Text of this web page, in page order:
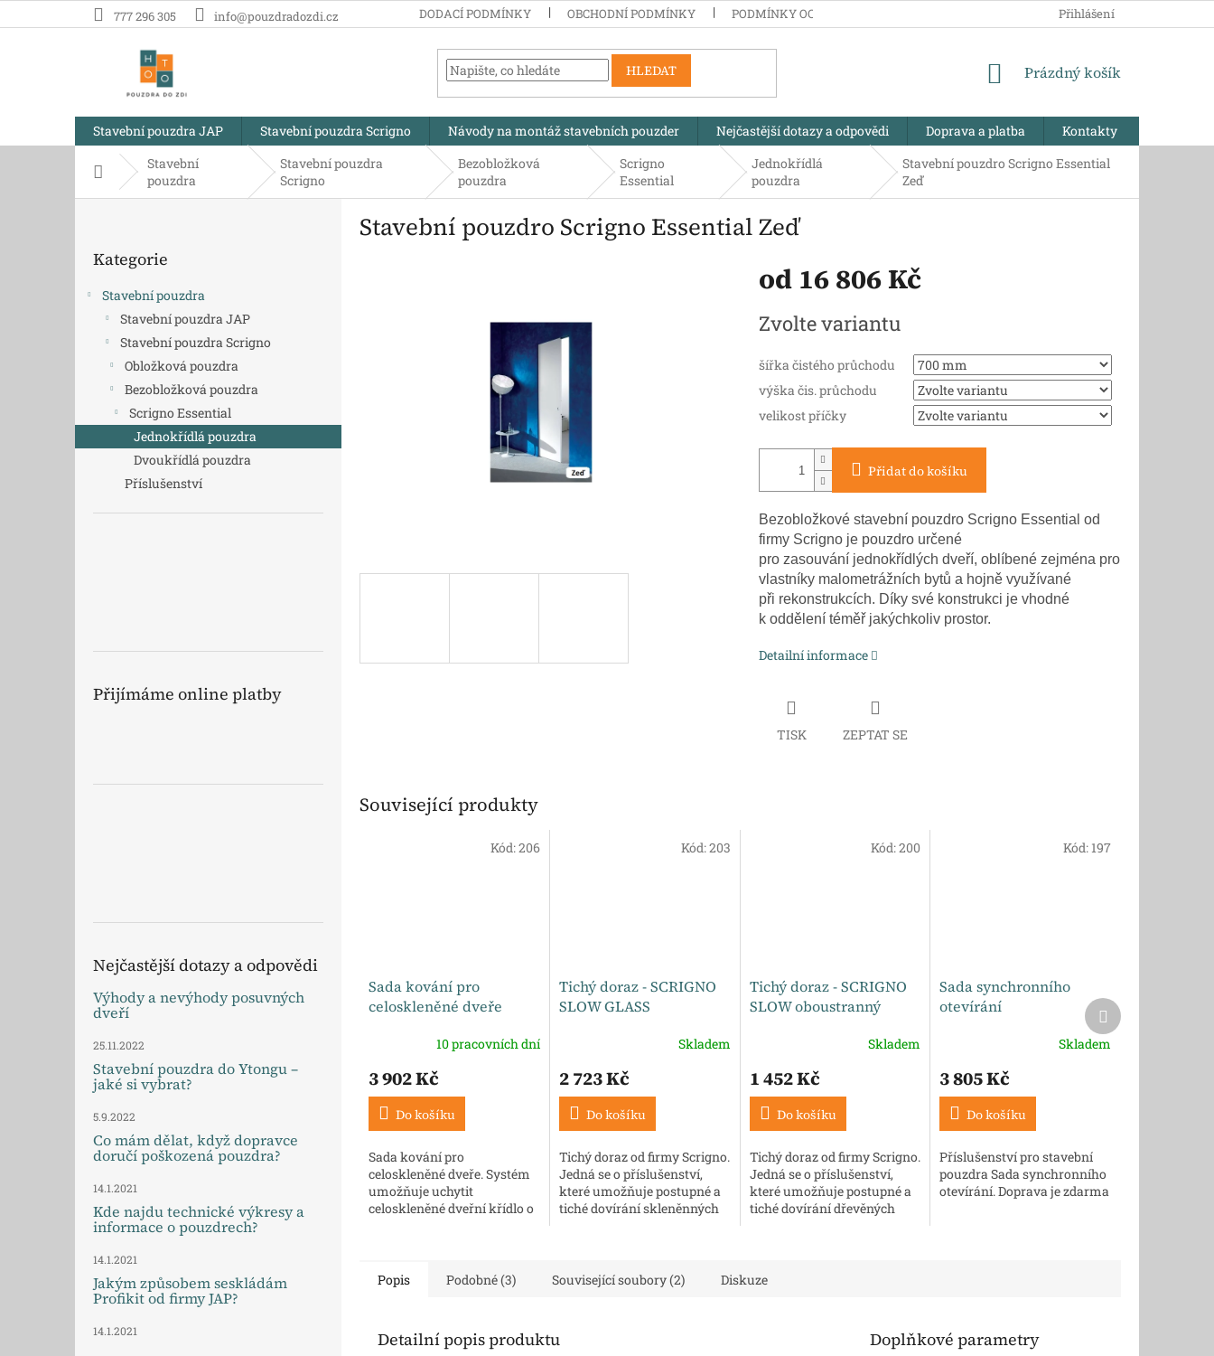
na
777 296 305 info@pouzdradozdi.cz DODACÍ PODMÍNKY OBCHODNÍ PODMÍNKY PODMÍNKY OCHRANY OSOBNÍCH ÚDAJŮ PRODÁVANÉ ZNAČKY
Přihlášení
HLEDAT
NÁKUPNÍ
Prázdný košík
Stavební pouzdra JAP Stavební pouzdra Scrigno Návody na montáž stavebních pouzder Nejčastější dotazy a odpovědi Doprava a platba Kontakty
Domů Stavební
pouzdra
Stavební pouzdra
Scrigno
Bezobložková
pouzdra
Scrigno
Essential
Jednokřídlá
pouzdra
Stavební pouzdro Scrigno Essential
Zeď
n
e
kategorie
Kategorie
Stavební pouzdra
Stavební pouzdra JAP
Stavební pouzdra Scrigno
Obložková pouzdra
Bezobložková pouzdra
Scrigno Essential
Jednokřídlá pouzdra
Dvoukřídlá pouzdra
Příslušenství
Přijímáme online platby
Nejčastější dotazy a odpovědi
Výhody a nevýhody posuvných
dveří
25.11.2022
Stavební pouzdra do Ytongu –
jaké si vybrat?
5.9.2022
Co mám dělat, když dopravce
doručí poškozená pouzdra?
14.1.2021
Kde najdu technické výkresy a
informace o pouzdrech?
14.1.2021
Jakým způsobem seskládám
Profikit od firmy JAP?
14.1.2021
Stavební pouzdro Scrigno Essential Zeď
od 16 806 Kč
cena:
Zvolte variantu
šířka čistého průchodu
výška čis. průchodu
velikost příčky
Přidat do košíku
Bezobložkové stavební pouzdro Scrigno Essential od
firmy Scrigno je pouzdro určené
pro zasouvání jednokřídlých dveří, oblíbené zejména pro
vlastníky malometrážních bytů a hojně využívané
při rekonstrukcích. Díky své konstrukci je vhodné
k oddělení téměř jakýchkoliv prostor.
Detailní informace
TISK ZEPTAT SE
Související produkty
Sada kování pro
celoskleněné dveře
10 pracovních dní
3 902 Kč
Do košíku
Sada kování pro
celoskleněné dveře. Systém
umožňuje uchytit
celoskleněné dveřní křídlo o
Kód:206
Tichý doraz - SCRIGNO
SLOW GLASS
Skladem
2 723 Kč
Do košíku
Tichý doraz od firmy Scrigno.
Jedná se o příslušenství,
které umožňuje postupné a
tiché dovírání skleněnných
Kód:203
Tichý doraz - SCRIGNO
SLOW oboustranný
Skladem
1 452 Kč
Do košíku
Tichý doraz od firmy Scrigno.
Jedná se o příslušenství,
které umožňuje postupné a
tiché dovírání dřevěných
Kód:200
Sada synchronního
otevírání
Skladem
3 805 Kč
Do košíku
Příslušenství pro stavební
pouzdra Sada synchronního
otevírání. Doprava je zdarma
Kód: 197
Další
produkt
Popis Podobné (3) Související soubory (2) Diskuze
Detailní popis produktu Doplňkové parametry